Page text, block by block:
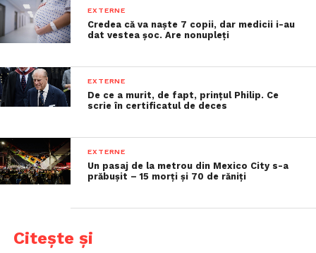
EXTERNE
Credea că va naște 7 copii, dar medicii i-au
dat vestea șoc. Are nonupleți
EXTERNE
De ce a murit, de fapt, prințul Philip. Ce
scrie în certificatul de deces
EXTERNE
Un pasaj de la metrou din Mexico City s-a
prăbușit – 15 morți și 70 de răniți
Citește și